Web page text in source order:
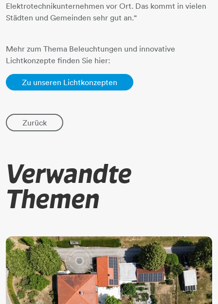
Elektrotechnikunternehmen vor Ort. Das kommt in vielen
Städten und Gemeinden sehr gut an.“
Mehr zum Thema Beleuchtungen und innovative
Lichtkonzepte finden Sie hier:
Zu unseren Lichtkonzepten
Zurück
Verwandte
Themen